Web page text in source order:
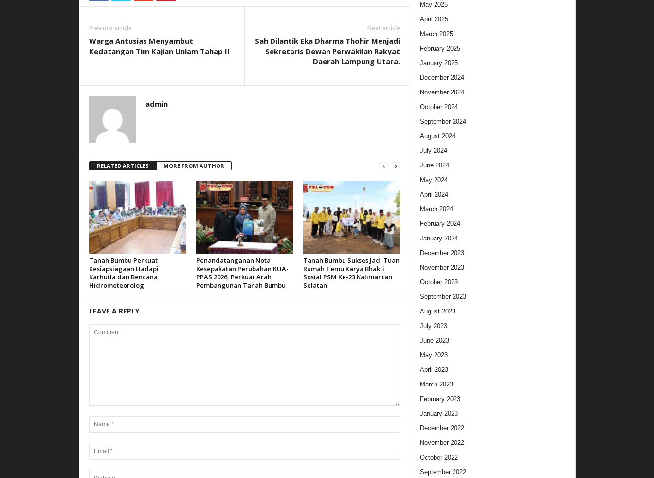
Previous article
Warga Antusias Menyambut
Kedatangan Tim Kajian Unlam Tahap II
Next article
Sah Dilantik Eka Dharma Thohir Menjadi
Sekretaris Dewan Perwakilan Rakyat
Daerah Lampung Utara.
admin
RELATED ARTICLES MORE FROM AUTHOR
Tanah Bumbu Perkuat
Kesiapsiagaan Hadapi
Karhutla dan Bencana
Hidrometeorologi
Penandatanganan Nota
Kesepakatan Perubahan KUA-
PPAS 2026, Perkuat Arah
Pembangunan Tanah Bumbu
Tanah Bumbu Sukses Jadi Tuan
Rumah Temu Karya Bhakti
Sosial PSM Ke-23 Kalimantan
Selatan
LEAVE A REPLY
May 2025
April 2025
March 2025
February 2025
January 2025
December 2024
November 2024
October 2024
September 2024
August 2024
July 2024
June 2024
May 2024
April 2024
March 2024
February 2024
January 2024
December 2023
November 2023
October 2023
September 2023
August 2023
July 2023
June 2023
May 2023
April 2023
March 2023
February 2023
January 2023
December 2022
November 2022
October 2022
September 2022